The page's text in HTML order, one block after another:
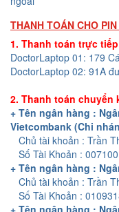
THANH TOÁN CHO
1. Thanh toán trực
DoctorLaptop 01: 179
DoctorLaptop 02: 91A
2. Thanh toán chuyển
+ Tên ngân hàng :
Vietcombank (Chi
Chủ tài khoản : Trần
Số Tài Khoản :
+ Tên ngân hàng :
Chủ tài khoản : Trần
Số Tài Khoản :